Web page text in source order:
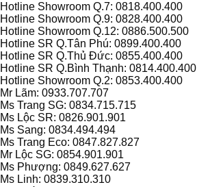
Hotline Showroom Q.7: 0818.400.400
Hotline Showroom Q.9: 0828.400.400
Hotline Showroom Q.12: 0886.500.500
Hotline SR Q.Tân Phú: 0899.400.400
Hotline SR Q.Thủ Đức: 0855.400.400
Hotline SR Q.Bình Thạnh: 0814.400.400
Hotline Showroom Q.2: 0853.400.400
Mr Lãm: 0933.707.707
Ms Trang SG: 0834.715.715
Ms Lộc SR: 0826.901.901
Ms Sang: 0834.494.494
Ms Trang Eco: 0847.827.827
Mr Lộc SG: 0854.901.901
Ms Phượng: 0849.627.627
Ms Linh: 0839.310.310